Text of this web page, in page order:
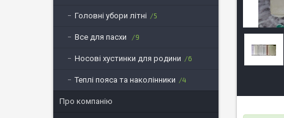
Головні убори літні 5
Все для пасхи 9
Носові хустинки для родини 6
Теплі пояса та наколінники 4
Про компанію